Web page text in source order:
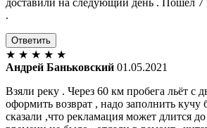
доставили на следующий день . Пошёл 7
.
Ответить
★ ★ ★ ★ ★
Андрей Баньковский 01.05.2021
Взяли реку . Через 60 км пробега льёт с
оформить возврат , надо заполнить кучу
сказали ,что рекламация может длится